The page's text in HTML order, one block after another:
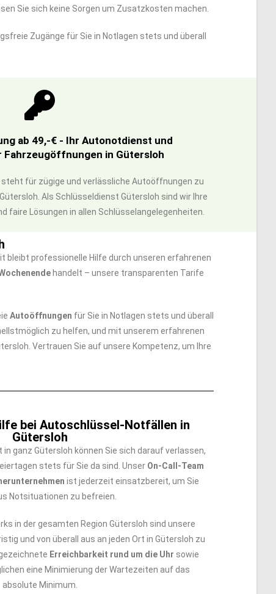
Sie sich keine Sorgen um Zusatzkosten machen.
Zugänge für Sie in Notlagen stets und überall
ab 49,-€ - Ihr Autonotdienst und
in Gütersloh
steht für zügige und verlässliche Autoöffnungen zu
Als Schlüsseldienst Gütersloh sind wir Ihre
faire Lösungen in allen Schlüsselangelegenheiten.
bleibt professionelle Hilfe durch unseren erfahrenen
handelt – unsere transparenten Tarife
Autoöffnungen für Sie in Notlagen stets und überall
zu helfen, und mit unserem erfahrenen
Vertrauen Sie auf unsere Kompetenz, um Ihre
bei Autoschlüssel-Notfällen in
Gütersloh
ganz Gütersloh können Sie sich darauf verlassen,
stets für Sie da sind. Unser On-Call-Team
ist jederzeit einsatzbereit, um Sie
Notsituationen zu befreien.
in der gesamten Region Gütersloh sind unsere
und von überall aus an jeden Ort in Gütersloh zu
Erreichbarkeit rund um die Uhr sowie
eine Minimierung der Wartezeiten auf das
absolute Minimum.